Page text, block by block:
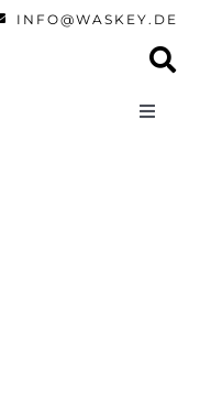
INFO@WASKEY.DE
Toggle